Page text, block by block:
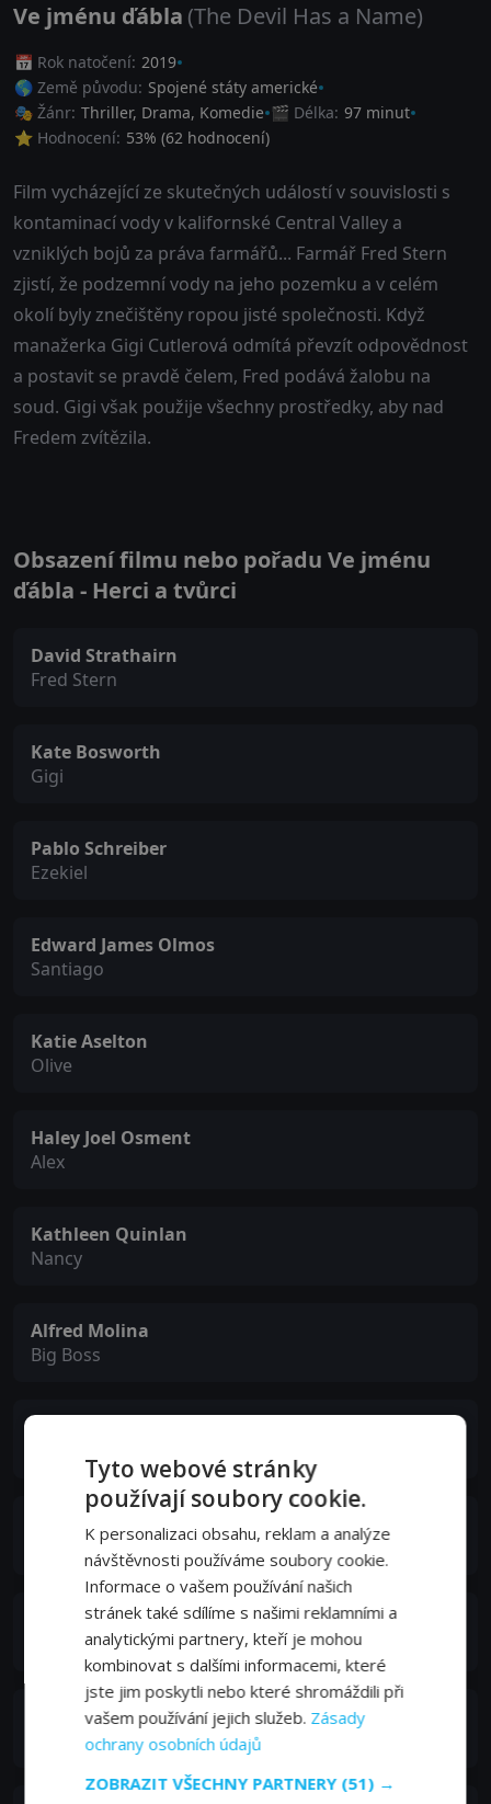
Ve jménu ďábla (The Devil Has a Name)
📅 Rok natočení: 2019
🌎 Země původu: Spojené státy americké
🎭 Žánr: Thriller, Drama, Komedie 🎬 Délka: 97 minut
⭐ Hodnocení: 53% (62 hodnocení)
Film vycházející ze skutečných událostí v souvislosti s
kontaminací vody v kalifornské Central Valley a
vzniklých bojů za práva farmářů... Farmář Fred Stern
zjistí, že podzemní vody na jeho pozemku a v celém
okolí byly znečištěny ropou jisté společnosti. Když
manažerka Gigi Cutlerová odmítá převzít odpovědnost
a postavit se pravdě čelem, Fred podává žalobu na
soud. Gigi však použije všechny prostředky, aby nad
Fredem zvítězila.
Obsazení filmu nebo pořadu Ve jménu
ďábla - Herci a tvůrci
David Strathairn
Fred Stern
Kate Bosworth
Gigi
Pablo Schreiber
Ezekiel
Edward James Olmos
Santiago
Katie Aselton
Olive
Haley Joel Osment
Alex
Kathleen Quinlan
Nancy
Alfred Molina
Big Boss
Chivonne Michelle
Katie Lynn McDowell
Tahmoh Penikett
Anders
Tyto webové stránky
používají soubory cookie.
K personalizaci obsahu, reklam a analýze
návštěvnosti používáme soubory cookie.
Informace o vašem používání našich
stránek také sdílíme s našimi reklamními a
analytickými partnery, kteří je mohou
kombinovat s dalšími informacemi, které
jste jim poskytli nebo které shromáždili při
vašem používání jejich služeb. Zásady
ochrany osobních údajů
ZOBRAZIT VŠECHNY PARTNERY (51) →